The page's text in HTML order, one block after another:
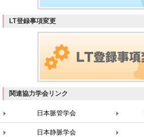
LT登録事項変更
関連協力学会リンク
日本脈管学会
日本静脈学会